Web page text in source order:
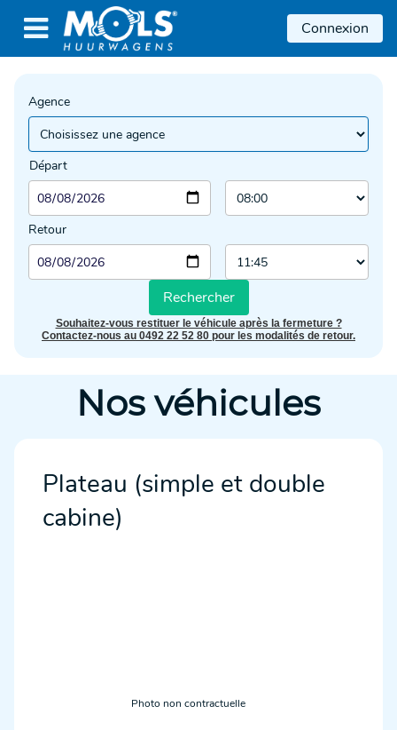
 Connexion
Agence
Départ
Retour
Rechercher
Souhaitez-vous restituer le véhicule après la fermeture ?
Contactez-nous au 0492 22 52 80 pour les modalités de retour.
Nos véhicules
Plateau (simple et double
cabine)
Photo non contractuelle